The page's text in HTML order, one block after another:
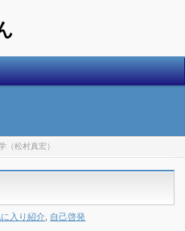
（松村真宏）
入り紹介 自己啓発